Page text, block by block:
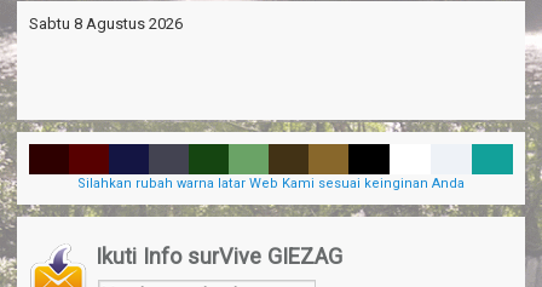
Sabtu 8 Agustus 2026
Silahkan rubah warna latar Web Kami sesuai keinginan Anda
Ikuti Info surVive GIEZAG